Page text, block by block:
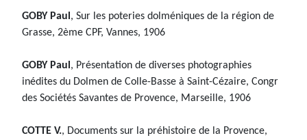
GOBY Paul, Sur les poteries dolméniques de la région de
Grasse, 2ème CPF, Vannes, 1906
GOBY Paul, Présentation de diverses photographies
inédites du Dolmen de Colle-Basse à Saint-Cézaire, Congr
des Sociétés Savantes de Provence, Marseille, 1906
COTTE V., Documents sur la préhistoire de la Provence,